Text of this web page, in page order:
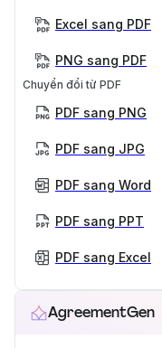
Excel sang PDF
PNG sang PDF
Chuyển đổi từ PDF
PDF sang PNG
PDF sang JPG
PDF sang Word
PDF sang PPT
PDF sang Excel
AgreementGen